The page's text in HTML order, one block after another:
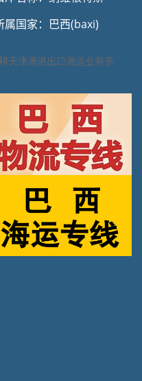
属国家：巴西(baxi)
天津港进出口海运业务多